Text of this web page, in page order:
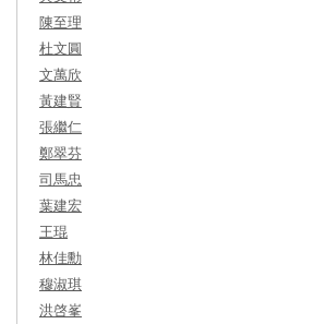
陳至理
杜文圓
文萬欣
黃建賢
張繼仁
鄭翠芬
司馬忠
葉建宏
王琨
林佳勳
穆淑琪
洪啓峯